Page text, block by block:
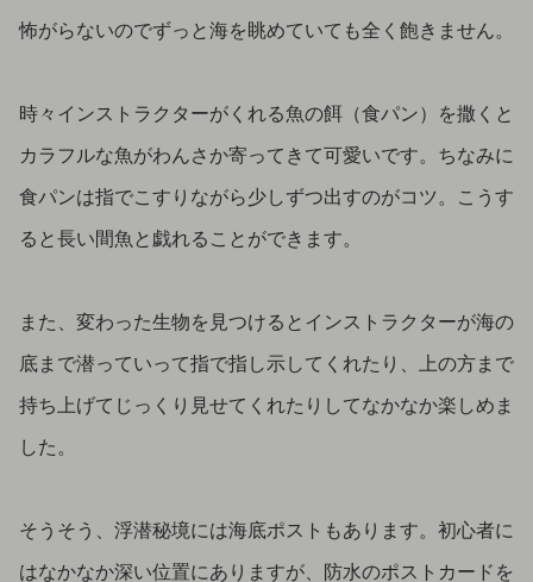
怖がらないのでずっと海を眺めていても全く飽きません。
時々インストラクターがくれる魚の餌（食パン）を撒くと
カラフルな魚がわんさか寄ってきて可愛いです。ちなみに
食パンは指でこすりながら少しずつ出すのがコツ。こうす
ると長い間魚と戯れることができます。
また、変わった生物を見つけるとインストラクターが海の
底まで潜っていって指で指し示してくれたり、上の方まで
持ち上げてじっくり見せてくれたりしてなかなか楽しめま
した。
そうそう、浮潜秘境には海底ポストもあります。初心者に
はなかなか深い位置にありますが、防水のポストカードを